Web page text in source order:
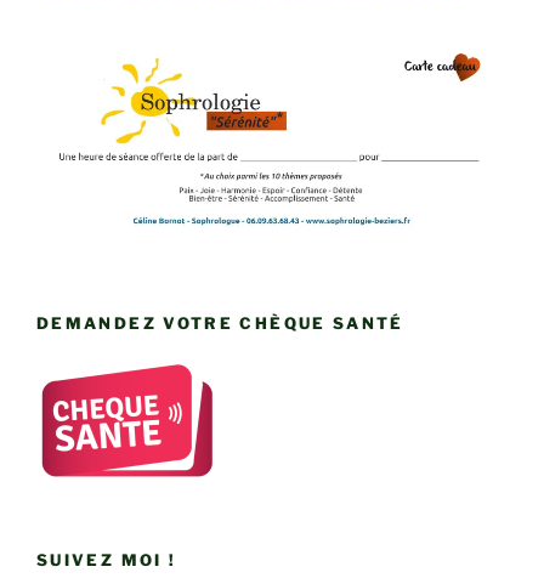
DEMANDEZ VOTRE CHÈQUE SANTÉ
SUIVEZ MOI !